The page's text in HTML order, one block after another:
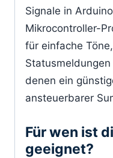
Signale in
Mikrocontroller-
für einfache
denen ein
ansteuerbarer
Für wen ist
geeignet?